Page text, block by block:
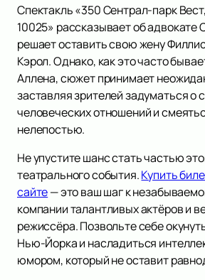
Спектакль «350 Сентрал-парк
10025» рассказывает об адвокате
решает оставить свою жену
Кэрол. Однако, как это часто
Аллена, сюжет принимает
заставляя зрителей задуматься о
человеческих отношений и
нелепостью.
Не упустите шанс стать частью
театрального события.Купить
сайте— это ваш шаг к
компании талантливых актёров и
режиссёра. Позвольте себе
Нью-Йорка и насладиться
юмором, который не оставит